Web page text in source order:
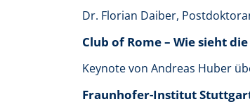
Dr. Florian Daiber,
Club of Rome – Wie sieht
Keynote von Andreas Huber
Fraunhofer-Institut